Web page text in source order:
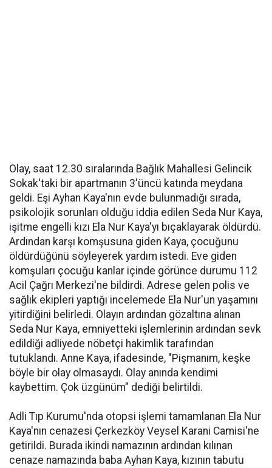
Olay, saat 12.30 sıralarında Bağlık Mahallesi Gelincik
Sokak'taki bir apartmanın 3'üncü katında meydana
geldi. Eşi Ayhan Kaya'nın evde bulunmadığı sırada,
psikolojik sorunları olduğu iddia edilen Seda Nur Kaya,
işitme engelli kızı Ela Nur Kaya'yı bıçaklayarak öldürdü.
Ardından karşı komşusuna giden Kaya, çocuğunu
öldürdüğünü söyleyerek yardım istedi. Eve giden
komşuları çocuğu kanlar içinde görünce durumu 112
Acil Çağrı Merkezi'ne bildirdi. Adrese gelen polis ve
sağlık ekipleri yaptığı incelemede Ela Nur'un yaşamını
yitirdiğini belirledi. Olayın ardından gözaltına alınan
Seda Nur Kaya, emniyetteki işlemlerinin ardından sevk
edildiği adliyede nöbetçi hakimlik tarafından
tutuklandı. Anne Kaya, ifadesinde, "Pişmanım, keşke
böyle bir olay olmasaydı. Olay anında kendimi
kaybettim. Çok üzgünüm" dediği belirtildi.
Adli Tıp Kurumu'nda otopsi işlemi tamamlanan Ela Nur
Kaya'nın cenazesi Çerkezköy Veysel Karani Camisi'ne
getirildi. Burada ikindi namazının ardından kılınan
cenaze namazında baba Ayhan Kaya, kızının tabutu